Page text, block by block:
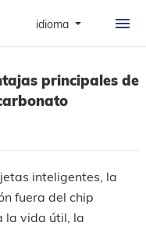
idioma
INICIO
SOBRE
ASUNTO
NOTICIAS Y
FRECUENTES
principales de
inteligentes, la
fuera del chip
la vida útil, la